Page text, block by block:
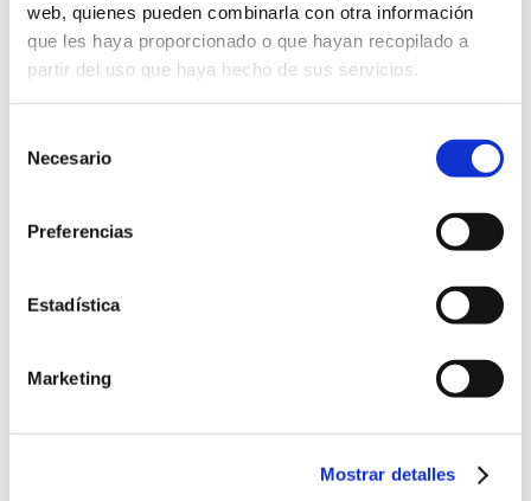
web, quienes pueden combinarla con otra información
que les haya proporcionado o que hayan recopilado a
partir del uso que haya hecho de sus servicios.
Necesario
Preferencias
Estadística
Marketing
Mostrar detalles